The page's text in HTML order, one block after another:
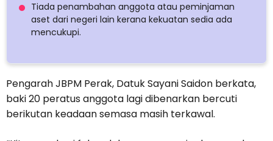
Tiada penambahan anggota atau peminjaman
aset dari negeri lain kerana kekuatan sedia ada
mencukupi.
Pengarah JBPM Perak, Datuk Sayani Saidon berkata,
baki 20 peratus anggota lagi dibenarkan bercuti
berikutan keadaan semasa masih terkawal.